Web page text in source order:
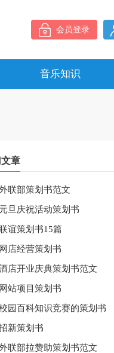
会员登录
音乐知识
章
联部策划书范文
元旦庆祝活动策划书
谊策划书15篇
网店经营策划书
店开业庆典策划书范文
网站项目策划书
园百科知识竞赛的策划书
新策划书
联部拉赞助策划书范文